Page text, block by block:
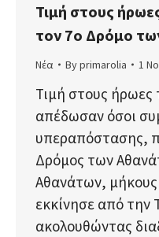
Τιμή στους
τον 7ο Δρόμο
Νέα Byprimarolia 1
Τιμή στους ήρωες
απέδωσαν όσοι
υπεραπόστασης,
Δρόμος των
Αθανάτων, μήκους
εκκίνησε από την
ακολουθώντας